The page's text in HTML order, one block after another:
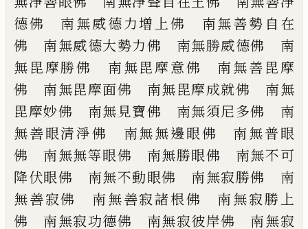
德佛 南無威德力增 上佛 南無善勢自在
佛 南無威德大勢力佛 南無勝威德佛 南
無毘摩勝佛 南無毘摩意佛 南無善毘摩
佛 南無毘摩面佛 南無毘摩成就佛 南無
毘摩妙佛 南無見寶佛 南無須尼多佛 南
無善眼清淨佛
南無無邊眼佛 南無普眼
佛 南無無等眼佛 南無勝眼佛 南無不可
降伏眼佛 南無不動眼佛 南無寂勝佛 南
無善寂佛
南無善寂諸根佛 南無寂勝上
佛 南無寂功德佛 南無寂彼岸佛 南無寂